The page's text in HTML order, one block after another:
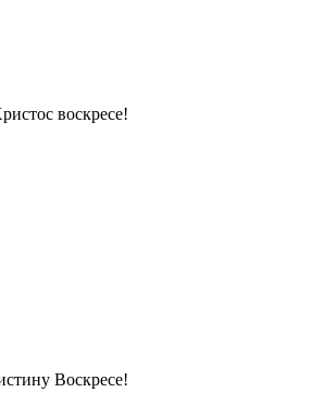
воскресе!
Воскресе!